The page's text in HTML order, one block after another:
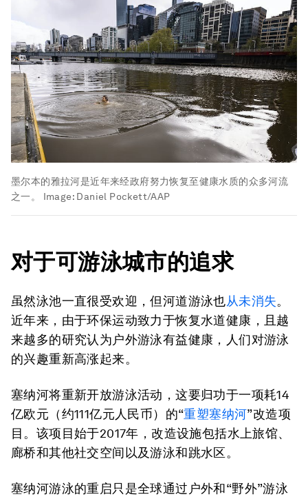
墨尔本的雅拉河是近年来经政府努力恢复至健康水质的众多河流
之一。
Image: Daniel Pockett/AAP
对于可游泳城市的追求
虽然泳池一直很受欢迎，但河道游泳也从未消失。
近年来，由于环保运动致力于恢复水道健康，且越
来越多的研究认为户外游泳有益健康，人们对游泳
的兴趣重新高涨起来。
塞纳河将重新开放游泳活动，这要归功于一项耗14
亿欧元（约111亿元人民币）的“重塑塞纳河”改造项
目。该项目始于2017年，改造设施包括水上旅馆、
廊桥和其他社交空间以及游泳和跳水区。
塞纳河游泳的重启只是全球通过户外和“野外”游泳